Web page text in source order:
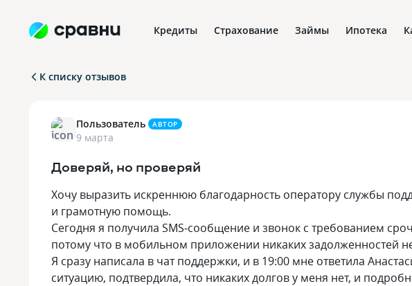
Кредиты Страхование Займы Ипотека
К списку отзывов
Пользователь АВТОР
9 марта
Доверяй, но проверяй
Хочу выразить искреннюю благодарность оператору службы
и грамотную помощь.
Сегодня я получила SMS‑сообщение и звонок с требованием
потому что в мобильном приложении никаких задолженностей
Я сразу написала в чат поддержки, и в 19:00 мне ответила
ситуацию, подтвердила, что никаких долгов у меня нет, и